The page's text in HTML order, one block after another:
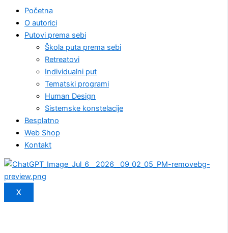
Početna
O autorici
Putovi prema sebi
Škola puta prema sebi
Retreatovi
Individualni put
Tematski programi
Human Design
Sistemske konstelacije
Besplatno
Web Shop
Kontakt
X